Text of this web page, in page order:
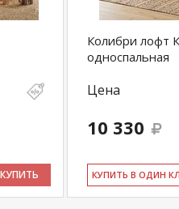
КУПИТЬ
Колибри лофт
односпальная
Цена
10 330
КУ­ПИТЬ В ОДИН